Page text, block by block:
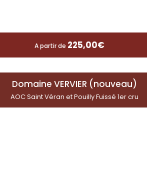
A partir de 225,00€
Domaine VERVIER (nouveau)
AOC Saint Véran et Pouilly Fuissé 1er cru